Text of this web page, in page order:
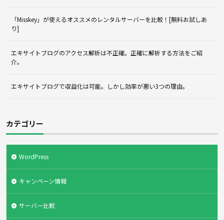
「Misskey」が使えるオススメのレンタルサーバーを比較！[無料お試しあ
り]
エキサイトブログのアクセス解析は不正確。正確に解析する方法をご紹
介。
エキサイトブログで収益化は可能。しかし効率が悪い3つの理由。
カテゴリー
WordPress
キャンペーン情報
サーバー比較